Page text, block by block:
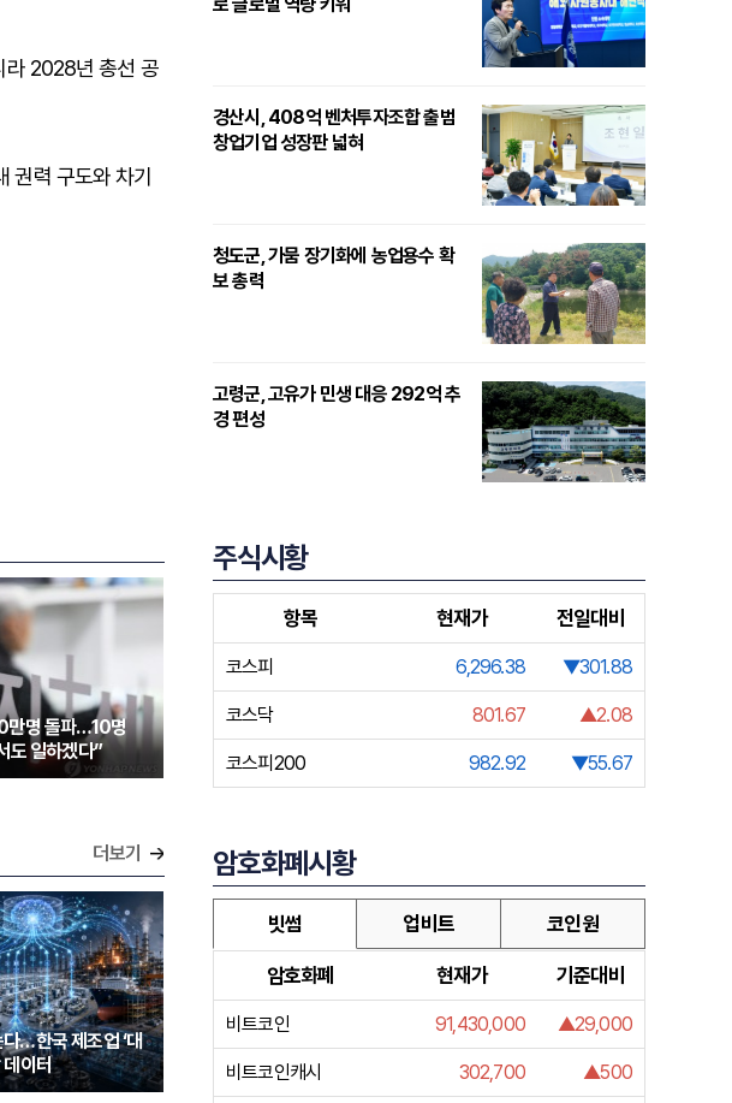
라 2028년 총선 공
권력 구도와 차기
만명 돌파…10명
도 일하겠다”
더보기
…한국 제조업 ‘대
데이터
경산시, 408억 벤처투자조합 출범
창업기업 성장판 넓혀
청도군, 가뭄 장기화에 농업용수 확
보 총력
고령군, 고유가 민생 대응 292억 추
경 편성
주식시황
항목 현재가 전일대비
코스피 6,296.38 ▼301.88
코스닥 801.67 ▲2.08
코스피200 982.92 ▼55.67
암호화폐시황
빗썸 업비트 코인원
암호화폐 현재가 기준대비
비트코인 91,430,000 ▲29,000
비트코인캐시 302,700 ▲500